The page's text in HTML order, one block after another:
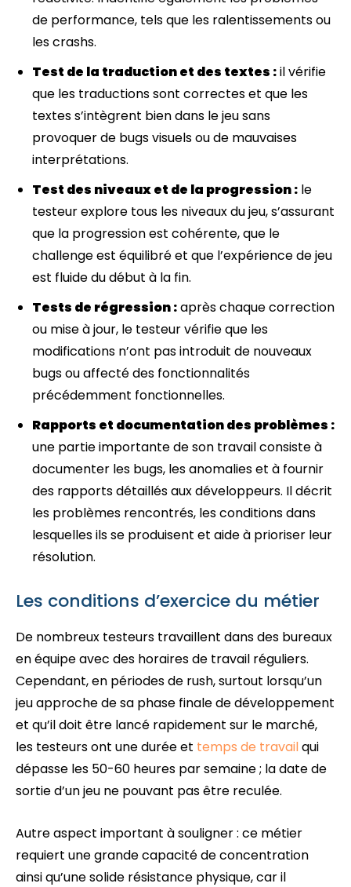
de performance, tels que les ralentissements ou
les crashs.
Test de la traduction et des textes :il vérifie
que les traductions sont correctes et que les
textes s’intègrent bien dans le jeu sans
provoquer de bugs visuels ou de mauvaises
interprétations.
Test des niveaux et de la progression : le
testeur explore tous les niveaux du jeu, s’assurant
que la progression est cohérente, que le
challenge est équilibré et que l’expérience de jeu
est fluide du début à la fin.
Tests de régression :après chaque correction
ou mise à jour, le testeur vérifie que les
modifications n’ont pas introduit de nouveaux
bugs ou affecté des fonctionnalités
précédemment fonctionnelles.
Rapports et documentation des problèmes :
une partie importante de son travail consiste à
documenter les bugs, les anomalies et à fournir
des rapports détaillés aux développeurs. Il décrit
les problèmes rencontrés, les conditions dans
lesquelles ils se produisent et aide à prioriser leur
résolution.
Les conditions d’exercice du métier
De nombreux testeurs travaillent dans des bureaux
en équipe avec des horaires de travail réguliers.
Cependant, en périodes de rush, surtout lorsqu’un
jeu approche de sa phase finale de développement
et qu’il doit être lancé rapidement sur le marché,
les testeurs ont une durée et temps de travailqui
dépasse les 50-60 heures par semaine ; la date de
sortie d’un jeu ne pouvant pas être reculée.
Autre aspect important à souligner : ce métier
requiert une grande capacité de concentration
ainsi qu’une solide résistance physique, car il